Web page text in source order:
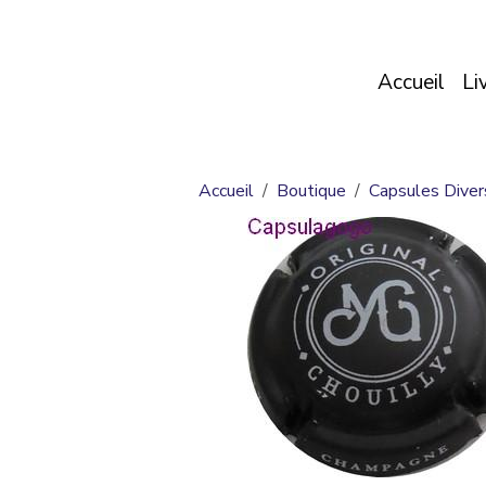
Accueil
Accueil Boutique Capsules